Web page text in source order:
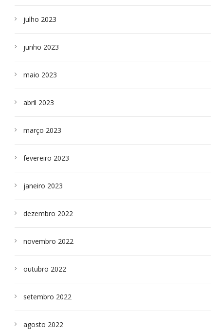
julho 2023
junho 2023
maio 2023
abril 2023
março 2023
fevereiro 2023
janeiro 2023
dezembro 2022
novembro 2022
outubro 2022
setembro 2022
agosto 2022